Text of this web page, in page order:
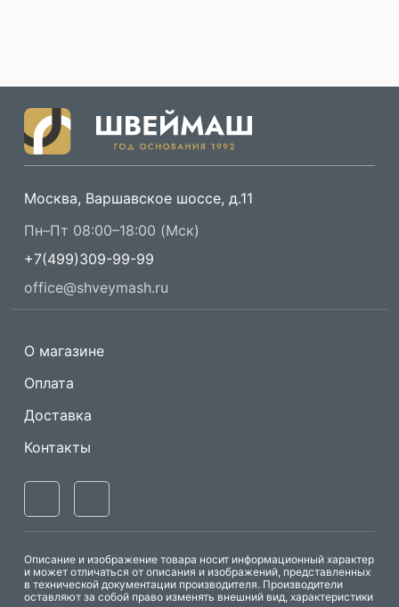
Москва, Варшавское шоссе, д.11
Пн–Пт 08:00–18:00 (Мск)
+7(499)309-99-99
office@shveymash.ru
О магазине
Оплата
Доставка
Контакты
Описание и изображение товара носит информационный характер
и может отличаться от описания и изображений, представленных
в технической документации производителя. Производители
оставляют за собой право изменять внешний вид, характеристики